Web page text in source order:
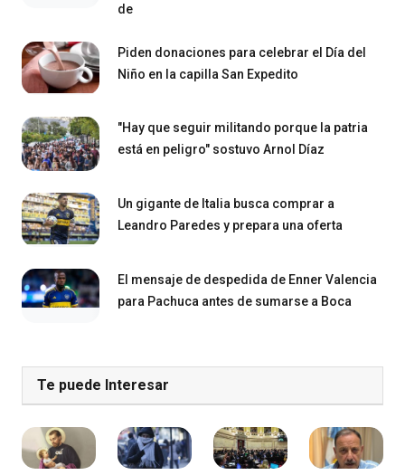
de
Piden donaciones para celebrar el Día del
Niño en la capilla San Expedito
"Hay que seguir militando porque la patria
está en peligro" sostuvo Arnol Díaz
Un gigante de Italia busca comprar a
Leandro Paredes y prepara una oferta
El mensaje de despedida de Enner Valencia
para Pachuca antes de sumarse a Boca
Te puede Interesar